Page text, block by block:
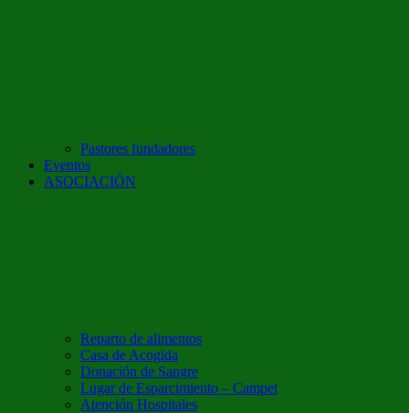
Pastores fundadores
Eventos
ASOCIACIÓN
Reparto de alimentos
Casa de Acogida
Donación de Sangre
Lugar de Esparcimiento – Campet
Atención Hospitales